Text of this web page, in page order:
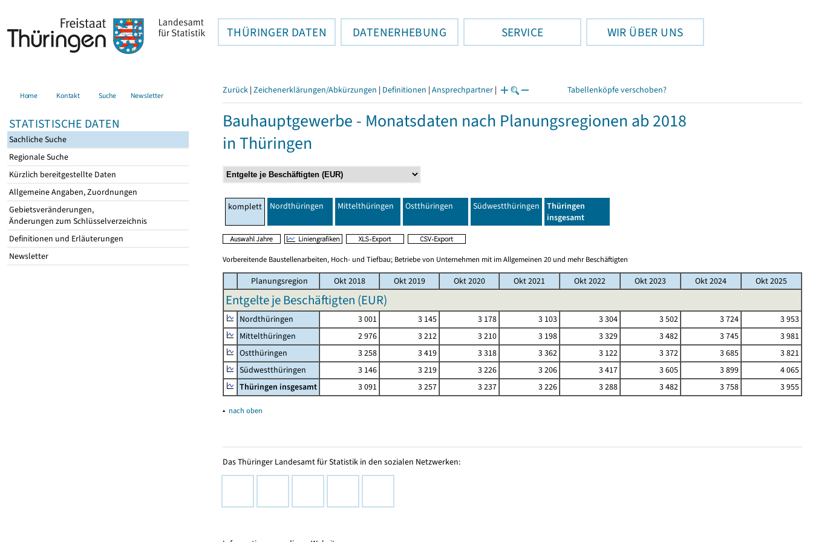
THÜRINGER DATEN DATENERHEBUNG SERVICE WIR ÜBER UNS
Home Kontakt Suche Newsletter
STATISTISCHE DATEN
Sachliche Suche
Regionale Suche
Kürzlich bereitgestellte Daten
Allgemeine Angaben, Zuordnungen
Gebietsveränderungen,
Änderungen zum Schlüsselverzeichnis
Definitionen und Erläuterungen
Newsletter
Zurück | Zeichenerklärungen/Abkürzungen | Definitionen | Ansprechpartner | Tabellenköpfe verschoben?
Bauhauptgewerbe - Monatsdaten nach Planungsregionen ab 2018
in Thüringen
komplett Nordthüringen Mittelthüringen Ostthüringen Südwestthüringen
Thüringen
insgesamt
Vorbereitende Baustellenarbeiten, Hoch- und Tiefbau; Betriebe von Unternehmen mit im Allgemeinen 20 und mehr Beschäftigten
Planungsregion Okt 2018 Okt 2019 Okt 2020 Okt 2021 Okt 2022 Okt 2023 Okt 2024 Okt 2025
Entgelte je Beschäftigten (EUR)
Nordthüringen 3 001 3 145 3 178 3 103 3 304 3 502 3 724
3 953
Mittelthüringen
2 976 3 212 3 210 3 198 3 329 3 482 3 745
3 981
Ostthüringen
3 258 3 419 3 318 3 362 3 122 3 372 3 685
3 821
Südwestthüringen
3 146 3 219 3 226 3 206 3 417 3 605 3 899
4 065
Thüringen insgesamt
3 091 3 257 3 237 3 226 3 288 3 482 3 758 3 955
▴ nach oben
Das Thüringer Landesamt für Statistik in den sozialen Netzwerken: